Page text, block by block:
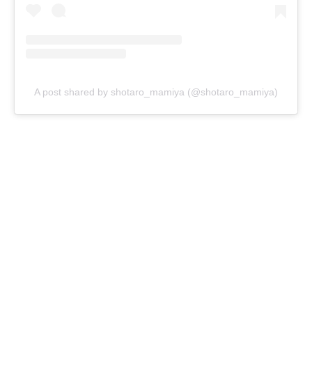
A post shared by shotaro_mamiya (@shotaro_mamiya)